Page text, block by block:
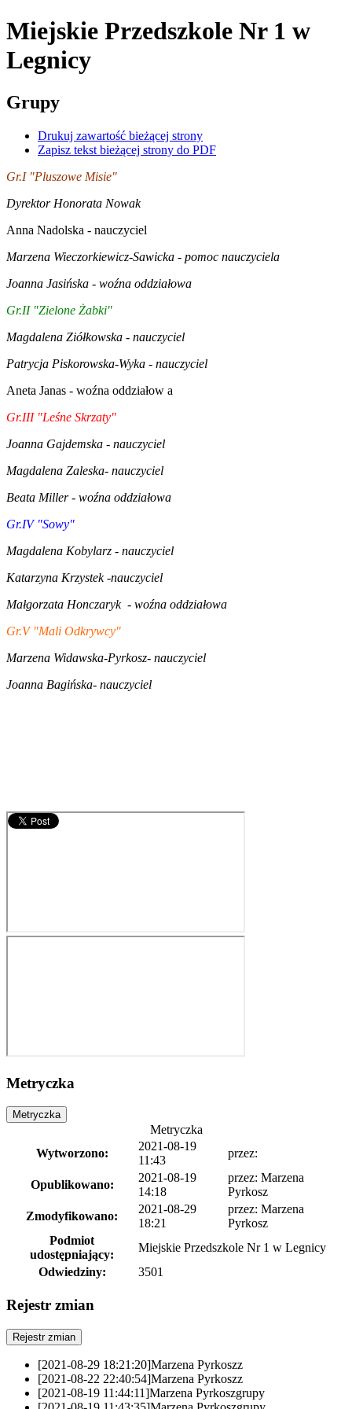
Miejskie Przedszkole Nr 1 w
Legnicy
Grupy
Drukuj zawartość bieżącej strony
Zapisz tekst bieżącej strony do PDF
Gr.I "Pluszowe Misie"
Dyrektor Honorata Nowak
Anna Nadolska - nauczyciel
Marzena Wieczorkiewicz-Sawicka - pomoc nauczyciela
Joanna Jasińska - woźna oddziałowa
Gr.II "Zielone Żabki"
Magdalena Ziółkowska - nauczyciel
Patrycja Piskorowska-Wyka - nauczyciel
Aneta Janas - woźna oddziałow a
Gr.III "Leśne Skrzaty"
Joanna Gajdemska - nauczyciel
Magdalena Zaleska- nauczyciel
Beata Miller - woźna oddziałowa
Gr.IV "Sowy"
Magdalena Kobylarz - nauczyciel
Katarzyna Krzystek -nauczyciel
Małgorzata Honczaryk - woźna oddziałowa
Gr.V "Mali Odkrywcy"
Marzena Widawska-Pyrkosz- nauczyciel
Joanna Bagińska- nauczyciel
Metryczka
Metryczka
Metryczka
Wytworzono:
2021-08-19
11:43
przez:
Opublikowano:
2021-08-19
14:18
przez: Marzena
Pyrkosz
Zmodyfikowano:
2021-08-29
18:21
przez: Marzena
Pyrkosz
Podmiot
udostępniający:
Miejskie Przedszkole Nr 1 w Legnicy
Odwiedziny:
3501
Rejestr zmian
Rejestr zmian
[2021-08-29 18:21:20]Marzena Pyrkoszz
[2021-08-22 22:40:54]Marzena Pyrkoszz
[2021-08-19 11:44:11]Marzena Pyrkoszgrupy